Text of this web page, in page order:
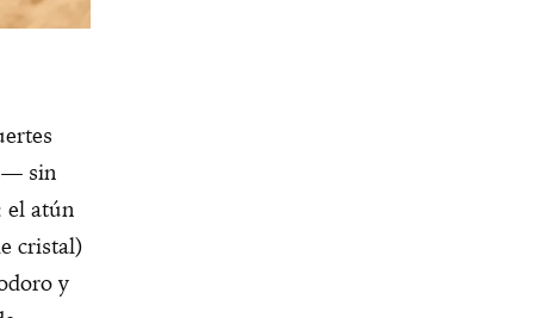
sin
el atún
cristal)
y